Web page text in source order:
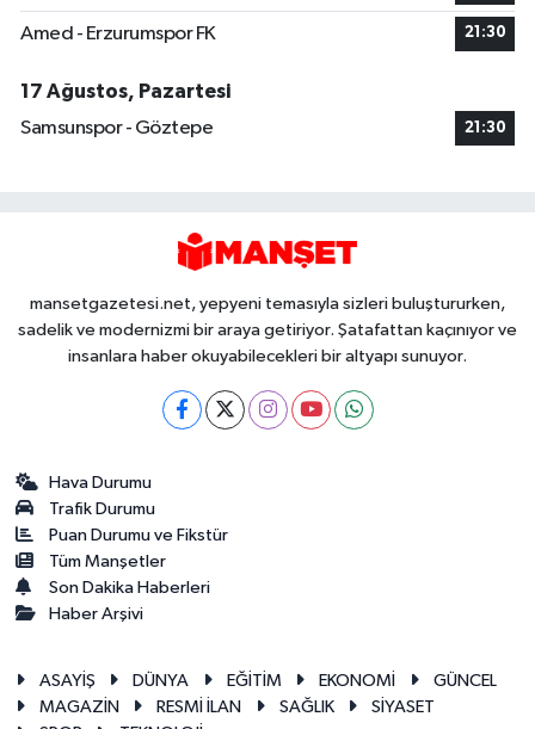
Amed - Erzurumspor FK 21:30
17 Ağustos, Pazartesi
Samsunspor - Göztepe
21:30
mansetgazetesi.net, yepyeni temasıyla sizleri buluştururken,
sadelik ve modernizmi bir araya getiriyor. Şatafattan kaçınıyor ve
insanlara haber okuyabilecekleri bir altyapı sunuyor.
Hava Durumu
Trafik Durumu
Puan Durumu ve Fikstür
Tüm Manşetler
Son Dakika Haberleri
Haber Arşivi
ASAYİŞ DÜNYA EĞİTİM EKONOMİ
GÜNCEL
MAGAZİN
RESMİ İLAN SAĞLIK
SİYASET